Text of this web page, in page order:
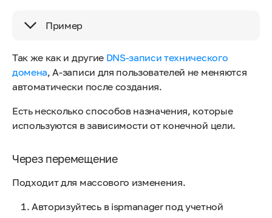
Пример
Так же как и другие DNS-записи технического
домена, А-записи для пользователей не меняются
автоматически после создания.
Есть несколько способов назначения, которые
используются в зависимости от конечной цели.
Через перемещение
Подходит для массового изменения.
Авторизуйтесь в ispmanager под учетной